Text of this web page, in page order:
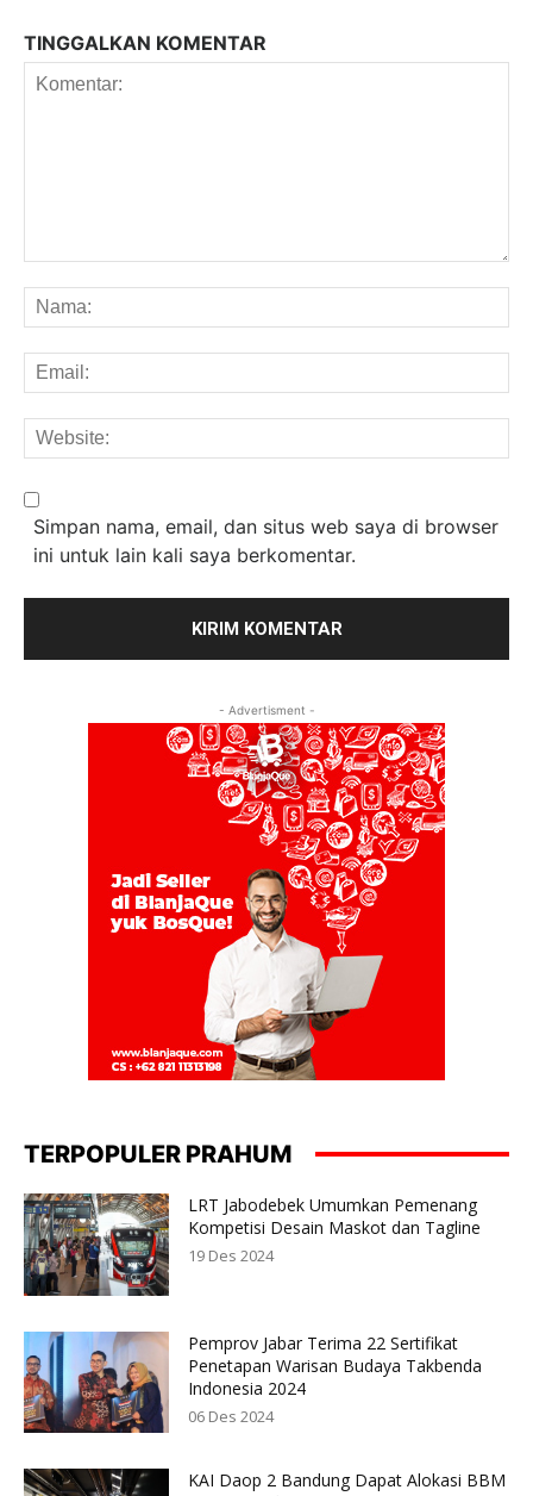
TINGGALKAN KOMENTAR
Simpan nama, email, dan situs web saya di browser
ini untuk lain kali saya berkomentar.
- Advertisment -
TERPOPULER PRAHUM
LRT Jabodebek Umumkan Pemenang
Kompetisi Desain Maskot dan Tagline
19 Des 2024
Pemprov Jabar Terima 22 Sertifikat
Penetapan Warisan Budaya Takbenda
Indonesia 2024
06 Des 2024
KAI Daop 2 Bandung Dapat Alokasi BBM